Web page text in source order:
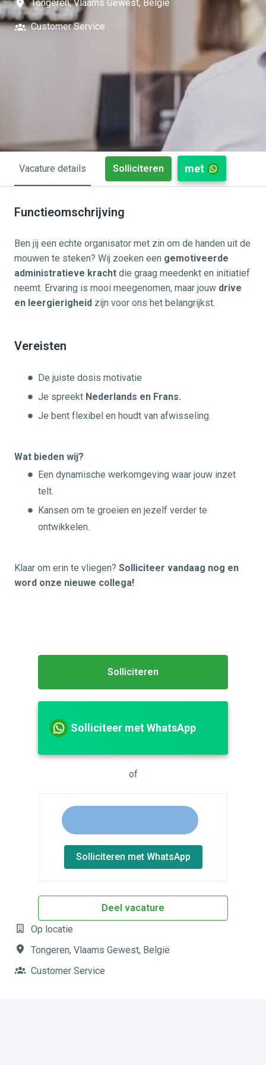
Tongeren, Vlaams Gewest, België
Customer Service
Vacature details Solliciteren met
Functieomschrijving
Ben jij een echte organisator met zin om de handen uit de
mouwen te steken? Wij zoeken een gemotiveerde
administratieve kracht die graag meedenkt en initiatief
neemt. Ervaring is mooi meegenomen, maar jouw drive
en leergierigheid zijn voor ons het belangrijkst.
Vereisten
De juiste dosis motivatie
Je spreekt Nederlands en Frans.
Je bent flexibel en houdt van afwisseling.
Wat bieden wij?
Een dynamische werkomgeving waar jouw inzet
telt.
Kansen om te groeien en jezelf verder te
ontwikkelen.
Klaar om erin te vliegen? Solliciteer vandaag nog en
word onze nieuwe collega!
Solliciteren
Solliciteer met WhatsApp
of
Solliciteren met WhatsApp
Deel vacature
Op locatie
Tongeren, Vlaams Gewest, België
Customer Service